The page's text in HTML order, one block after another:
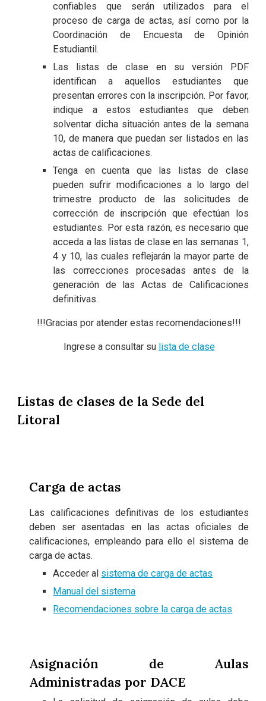
confiables que serán utilizados para el
proceso de carga de actas, así como por la
Coordinación de Encuesta de Opinión
Estudiantil.
Las listas de clase en su versión PDF
identifican a aquellos estudiantes que
presentan errores con la inscripción. Por favor,
indique a estos estudiantes que deben
solventar dicha situación antes de la semana
10, de manera que puedan ser listados en las
actas de calificaciones.
Tenga en cuenta que las listas de clase
pueden sufrir modificaciones a lo largo del
trimestre producto de las solicitudes de
corrección de inscripción que efectúan los
estudiantes. Por esta razón, es necesario que
acceda a las listas de clase en las semanas 1,
4 y 10, las cuales reflejarán la mayor parte de
las correcciones procesadas antes de la
generación de las Actas de Calificaciones
definitivas.
!!!Gracias por atender estas recomendaciones!!!
Ingrese a consultar su lista de clase
Listas de clases de la Sede del
Litoral
Carga de actas
Las calificaciones definitivas de los estudiantes
deben ser asentadas en las actas oficiales de
calificaciones, empleando para ello el sistema de
carga de actas.
Acceder al sistema de carga de actas
Manual del sistema
Recomendaciones sobre la carga de actas
Asignación de Aulas
Administradas por DACE